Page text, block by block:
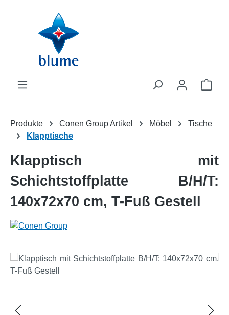
Zum Hauptinhalt springen
Produkte Conen Group Artikel Möbel
Tische
Klapptische
Klapptisch mit
Schichtstoffplatte B/H/T:
140x72x70 cm, T-Fuß Gestell
Bildergalerie überspringen